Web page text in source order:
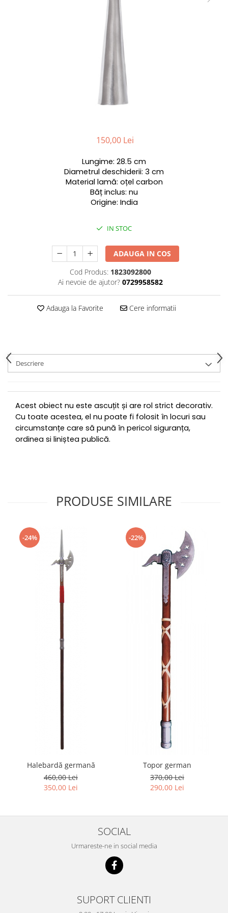
150,00 Lei
Lungime: 28.5 cm
Diametrul deschiderii: 3 cm
Material lamă: oțel carbon
Băț inclus: nu
Origine: India
IN STOC
ADAUGA IN COS
Cod Produs: 1823092800
Ai nevoie de ajutor? 0729958582
Adauga la Favorite Cere informatii
Descriere
Acest obiect nu este ascuțit și are rol strict decorativ.
Cu toate acestea, el nu poate fi folosit în locuri sau
circumstanțe care să pună în pericol siguranța,
ordinea si liniștea publică.
PRODUSE SIMILARE
-24%
Halebardă germană
460,00 Lei
350,00 Lei
-22%
Topor german
370,00 Lei
290,00 Lei
SOCIAL
Urmareste-ne in social media
SUPORT CLIENTI